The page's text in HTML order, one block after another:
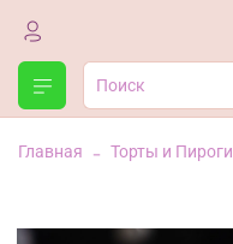
Главная Торты и Пироги